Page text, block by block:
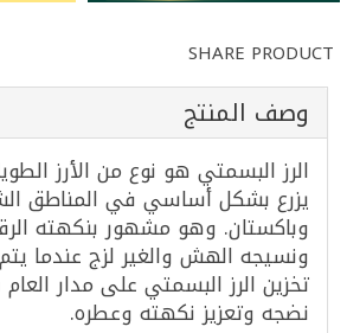
SHARE PRODUCT
وصف المنتج
الرز البسمتي هو نوع من الأرز
يزرع بشكل أساسي في المناطق
وباكستان. وهو مشهور بنكهته
ونسيجه الهش والغير لزج عندما
تخزين الرز البسمتي على مدار العام
نضجه وتعزيز نكهته وعطره.